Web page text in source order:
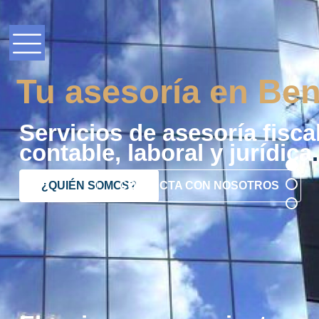
Tu asesoría en
Servicios de asesoría
contable, laboral y jurídica.
¿QUIÉN SOMOS?CONTACTA CON NOSOTROS